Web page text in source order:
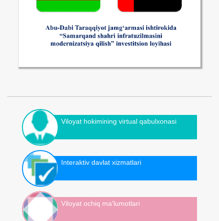
Viloyat hokimining virtual qabulxonasi
Interaktiv davlat xizmatlari
Viloyat ochiq ma'lumotlari